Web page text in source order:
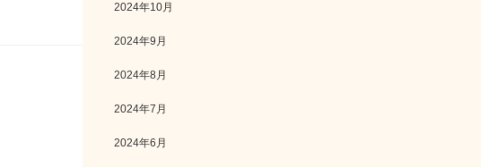
2024年10月
2024年9月
2024年8月
2024年7月
2024年6月